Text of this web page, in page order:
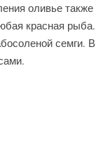
оливье
красная
семги.